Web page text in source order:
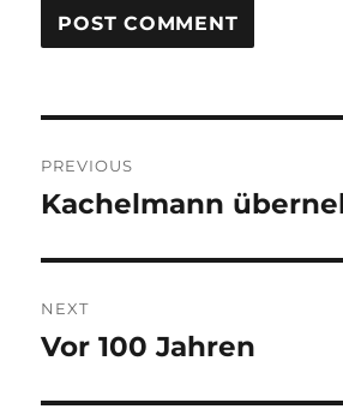
navigation
PREVIOUS
Previous
Kachelmann
NEXT
Next
Vor 100 Jahren